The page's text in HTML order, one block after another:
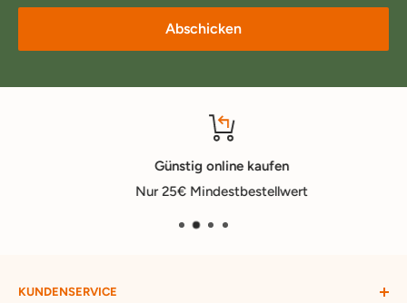
Abschicken
Günstig online kaufen
Nur 25€ Mindestbestellwert
KUNDENSERVICE